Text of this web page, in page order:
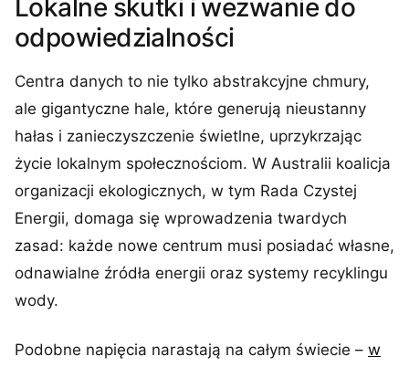
Lokalne skutki i wezwanie do
odpowiedzialności
Centra danych to nie tylko abstrakcyjne chmury,
ale gigantyczne hale, które generują nieustanny
hałas i zanieczyszczenie świetlne, uprzykrzając
życie lokalnym społecznościom. W Australii koalicja
organizacji ekologicznych, w tym Rada Czystej
Energii, domaga się wprowadzenia twardych
zasad: każde nowe centrum musi posiadać własne,
odnawialne źródła energii oraz systemy recyklingu
wody.
Podobne napięcia narastają na całym świecie – w